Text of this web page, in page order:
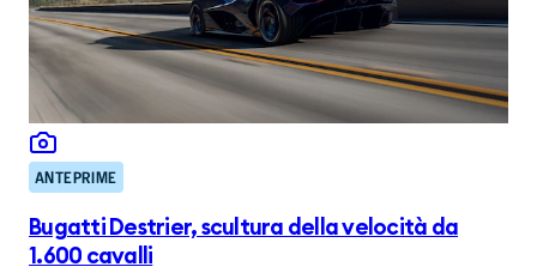
ANTEPRIME
Bugatti Destrier, scultura della velocità da
1.600 cavalli